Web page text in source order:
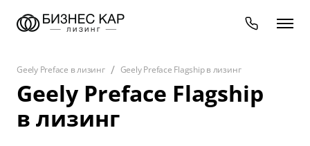
Geely Preface в лизинг Geely Preface Flagship в лизинг
Geely Preface Flagship
в лизинг